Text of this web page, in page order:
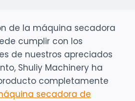
de la máquina secadora
cumplir con los
de nuestros apreciados
Shuliy Machinery ha
completamente
secadora de